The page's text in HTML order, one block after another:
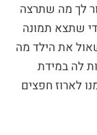
לך מה שתרצה
שתצא תמונה
את הילד מה
לה במידת
לארוז חפצים